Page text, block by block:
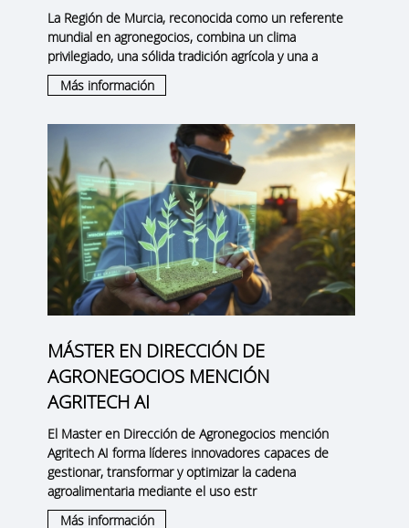
La Región de Murcia, reconocida como un referente
mundial en agronegocios, combina un clima
privilegiado, una sólida tradición agrícola y una a
Más información
MÁSTER EN DIRECCIÓN DE
AGRONEGOCIOS MENCIÓN
AGRITECH AI
El Master en Dirección de Agronegocios mención
Agritech AI forma líderes innovadores capaces de
gestionar, transformar y optimizar la cadena
agroalimentaria mediante el uso estr
Más información